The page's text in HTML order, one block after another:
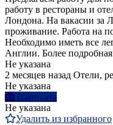
работу в рестораны и
Лондона. На вакасии за
проживание. Работа на
Необходимо иметь все
Англии. Более
Не указана
2 месяцев назад Отели,
Не указана
Написать
Не указана
Удалить из избранного